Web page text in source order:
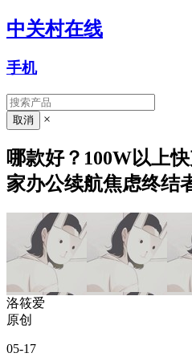
中关村在线
手机
×
哪款好？100W以上
家办公续航焦虑终结
洛筱爱
原创
05-17